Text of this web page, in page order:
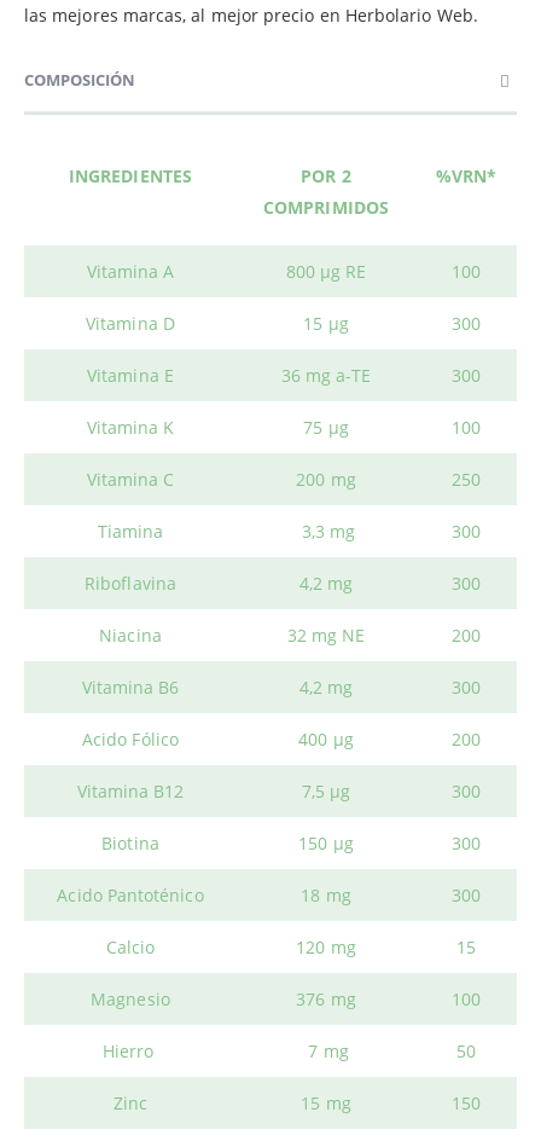
las mejores marcas, al mejor precio en Herbolario Web.
COMPOSICIÓN
INGREDIENTES
POR 2
COMPRIMIDOS
%VRN*
Vitamina A 800 µg RE 100
Vitamina D 15 µg 300
Vitamina E 36 mg a-TE 300
Vitamina K 75 µg 100
Vitamina C 200 mg 250
Tiamina 3,3 mg 300
Riboflavina 4,2 mg 300
Niacina 32 mg NE 200
Vitamina B6 4,2 mg 300
Acido Fólico 400 µg 200
Vitamina B12 7,5 µg 300
Biotina 150 µg 300
Acido Pantoténico 18 mg 300
Calcio 120 mg 15
Magnesio 376 mg 100
Hierro 7 mg 50
Zinc 15 mg 150